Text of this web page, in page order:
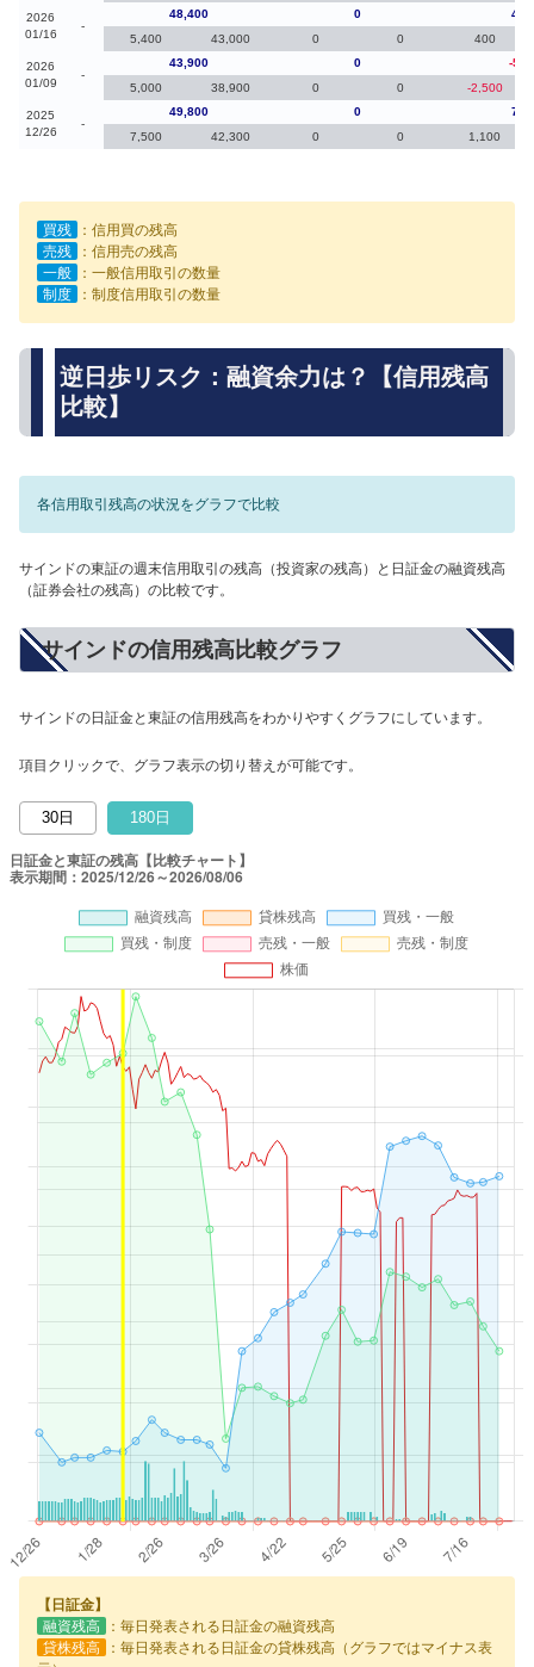
2026
01/16
-
48,400 0
5,400
43,000 0 0 400
2026
01/09
-
43,900 0
-
5,000
38,900 0 0 -2,500
2025
12/26
-
49,800 0
7,500
42,300 0 0 1,100
買残
：信用買の残高
売残
：信用売の残高
一般
：一般信用取引の数量
制度
：制度信用取引の数量
逆日歩リスク：融資余力は？【信用残高
比較】
各信用取引残高の状況をグラフで比較
サインドの東証の週末信用取引の残高（投資家の残高）と日証金の融資残高
（証券会社の残高）の比較です。
サインドの信用残高比較グラフ
サインドの日証金と東証の信用残高をわかりやすくグラフにしています。
項目クリックで、グラフ表示の切り替えが可能です。
30日 180日
【日証金】
融資残高
：毎日発表される日証金の融資残高
貸株残高
：毎日発表される日証金の貸株残高（グラフではマイナス表